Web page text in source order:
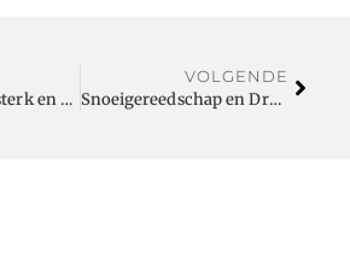
Hoe je je relatie sterk en gezond houdt
VOLGENDE
Snoeigereedschap en Drukspuiten: Essentiële Tools voor Tuinonderhoud